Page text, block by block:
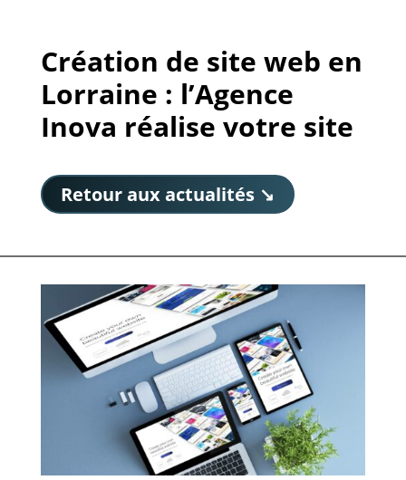
Création de site web en
Lorraine : l’Agence
Inova réalise votre site
Retour aux actualités ↘